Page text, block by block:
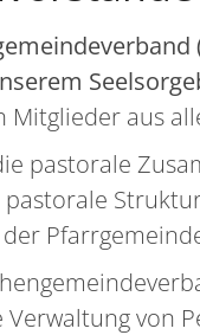
Mitglieder aus
pastorale
pastorale
von